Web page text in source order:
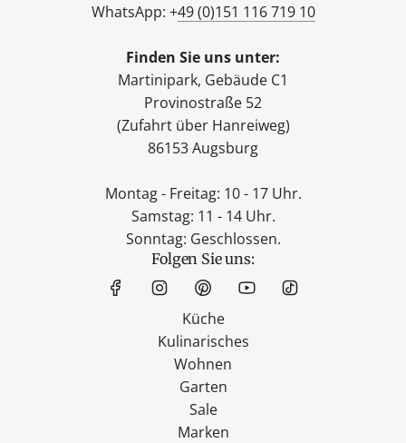
WhatsApp: +49 (0)151 116 719 10
Finden Sie uns unter:
Martinipark, Gebäude C1
Provinostraße 52
(Zufahrt über Hanreiweg)
86153 Augsburg
Montag - Freitag: 10 - 17 Uhr.
Samstag: 11 - 14 Uhr.
Sonntag: Geschlossen.
Folgen Sie uns:
Küche
Kulinarisches
Wohnen
Garten
Sale
Marken